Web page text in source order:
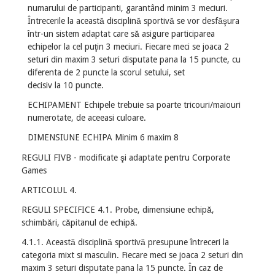
numarului de participanti, garantând minim 3 meciuri.
Întrecerile la această disciplină sportivă se vor desfăşura
într-un sistem adaptat care să asigure participarea
echipelor la cel puţin 3 meciuri. Fiecare meci se joaca 2
seturi din maxim 3 seturi disputate pana la 15 puncte, cu
diferenta de 2 puncte la scorul setului, set
decisiv la 10 puncte.
ECHIPAMENT Echipele trebuie sa poarte tricouri/maiouri
numerotate, de aceeasi culoare.
DIMENSIUNE ECHIPA Minim 6 maxim 8
REGULI FIVB - modificate şi adaptate pentru Corporate
Games
ARTICOLUL 4.
REGULI SPECIFICE 4.1. Probe, dimensiune echipă,
schimbări, căpitanul de echipă.
4.1.1. Această disciplină sportivă presupune întreceri la
categoria mixt si masculin. Fiecare meci se joaca 2 seturi din
maxim 3 seturi disputate pana la 15 puncte. În caz de